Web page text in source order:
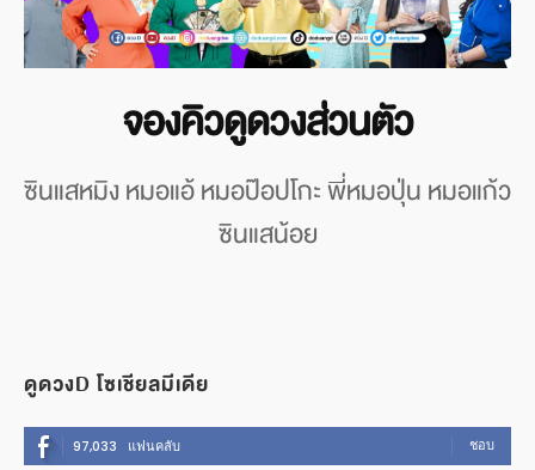
จองคิวดูดวงส่วนตัว
ซินแสหมิง หมอแอ้ หมอป๊อปโกะ พี่หมอปุ่น หมอแก้ว
ซินแสน้อย
ดูดวงD โซเชียลมีเดีย
97,033 แฟนคลับ ชอบ